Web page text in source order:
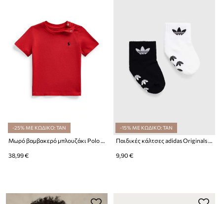
-25% ΜΕ ΚΩΔΙΚΟ: TAN
Μωρό βαμβακερό μπλουζάκι Polo Ralph Lauren
38,99 €
-15% ΜΕ ΚΩΔΙΚΟ: TAN
Παιδικές κάλτσες adidas Originals 2-pack
9,90 €